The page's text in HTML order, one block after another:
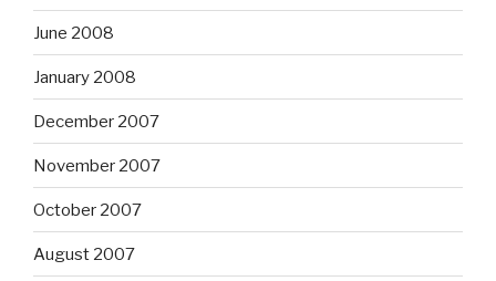
June 2008
January 2008
December 2007
November 2007
October 2007
August 2007